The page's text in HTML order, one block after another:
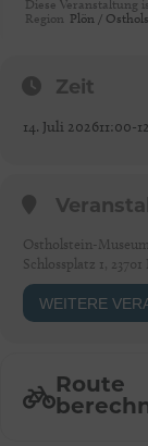
Diese Veranstaltung
Region Plön /
Zeit
14. Juli 202611:00-
Ostholstein-Museum
Schlossplatz 1,
WEITERE
Route